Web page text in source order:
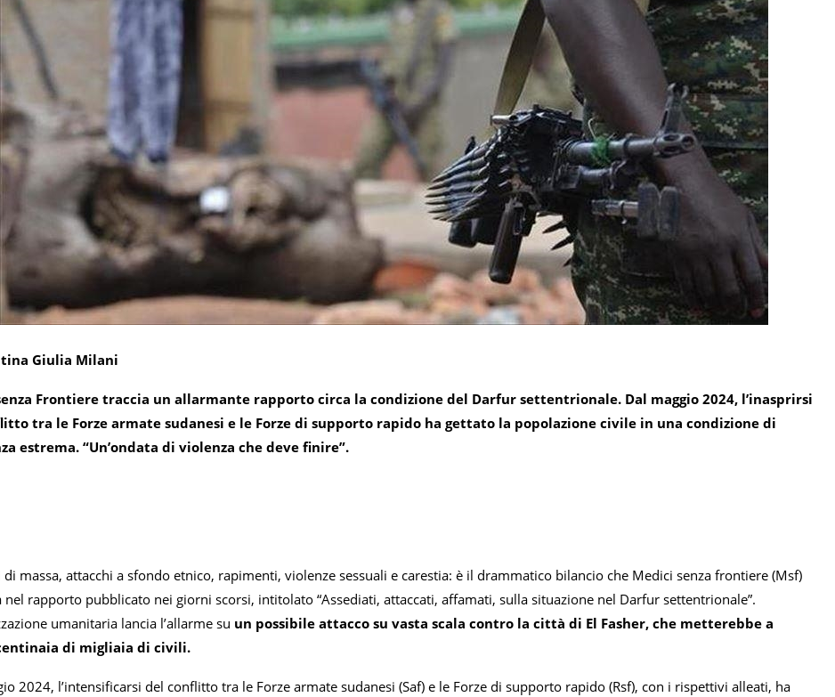
Giulia Milani
Frontiere traccia un allarmante rapporto circa la condizione del Darfur settentrionale. Dal maggio 2024, l’inasprirsi
tra le Forze armate sudanesi e le Forze di supporto rapido ha gettato la popolazione civile in una condizione di
estrema. “Un’ondata di violenza che deve finire”.
di massa, attacchi a sfondo etnico, rapimenti, violenze sessuali e carestia: è il drammatico bilancio che Medici senza frontiere (Msf)
nel rapporto pubblicato nei giorni scorsi, intitolato “Assediati, attaccati, affamati, sulla situazione nel Darfur settentrionale”.
umanitaria lancia l’allarme su un possibile attacco su vasta scala contro la città di El Fasher, che metterebbe a
di migliaia di civili.
2024, l’intensificarsi del conflitto tra le Forze armate sudanesi (Saf) e le Forze di supporto rapido (Rsf), con i rispettivi alleati, ha